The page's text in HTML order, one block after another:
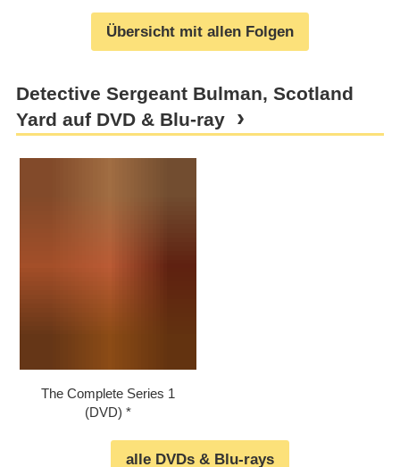
Übersicht mit allen Folgen
Detective Sergeant Bulman, Scotland
Yard auf DVD & Blu-ray
The Complete Series 1
(DVD)
alle DVDs & Blu-rays